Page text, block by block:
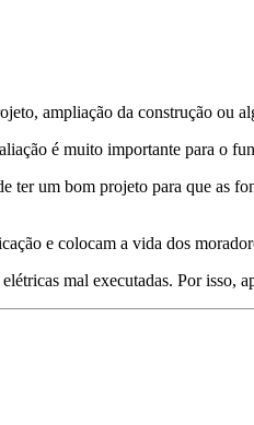
ampliação da construção ou
é muito importante para o
um bom projeto para que as
e colocam a vida dos
mal executadas. Por isso,